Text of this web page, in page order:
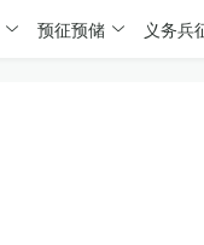
预征预储 义务兵